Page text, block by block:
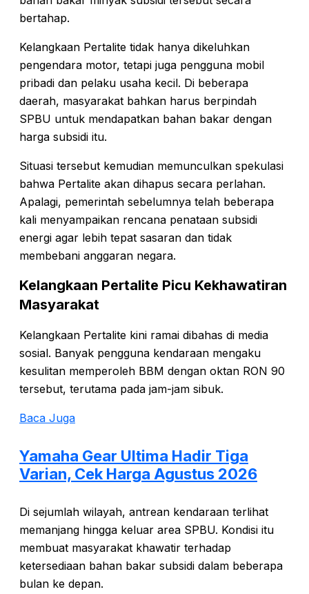
bertahap.
Kelangkaan Pertalite tidak hanya dikeluhkan
pengendara motor, tetapi juga pengguna mobil
pribadi dan pelaku usaha kecil. Di beberapa
daerah, masyarakat bahkan harus berpindah
SPBU untuk mendapatkan bahan bakar dengan
harga subsidi itu.
Situasi tersebut kemudian memunculkan spekulasi
bahwa Pertalite akan dihapus secara perlahan.
Apalagi, pemerintah sebelumnya telah beberapa
kali menyampaikan rencana penataan subsidi
energi agar lebih tepat sasaran dan tidak
membebani anggaran negara.
Kelangkaan Pertalite Picu Kekhawatiran
Masyarakat
Kelangkaan Pertalite kini ramai dibahas di media
sosial. Banyak pengguna kendaraan mengaku
kesulitan memperoleh BBM dengan oktan RON 90
tersebut, terutama pada jam-jam sibuk.
Baca Juga
Yamaha Gear Ultima Hadir Tiga
Varian, Cek Harga Agustus 2026
Di sejumlah wilayah, antrean kendaraan terlihat
memanjang hingga keluar area SPBU. Kondisi itu
membuat masyarakat khawatir terhadap
ketersediaan bahan bakar subsidi dalam beberapa
bulan ke depan.